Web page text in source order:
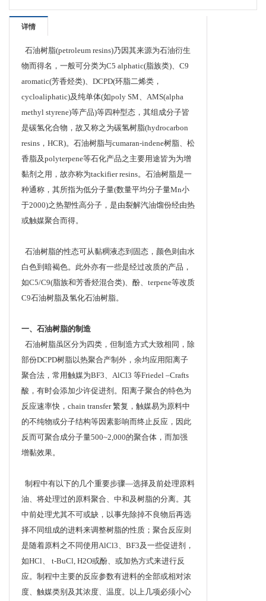
详情
石油树脂(petroleum resins)乃因其来源为石油衍生
物而得名，一般可分类为C5 alphatic(脂族类)、C9
aromatic(芳香烃类)、DCPD(环脂二烯类，
cycloaliphatic)及纯单体(如poly SM、AMS(alpha
methyl styrene)等产品)等四种型态，其组成分子皆
是碳氢化合物，故又称之为碳氢树脂(hydrocarbon
resins，HCR)。石油树脂与cumaran-indene树脂、松
香脂及polyterpene等石化产品之主要用途皆为为增
黏剂之用，故亦称为tackifier resins。石油树脂是一
种通称，其所指为低分子量(数量平均分子量Mn小
于2000)之热塑性高分子，是由裂解汽油馏份经由热
或触媒聚合而得。
石油树脂的性态可从黏稠液态到固态，颜色则由水
白色到暗褐色。此外亦有一些是经过改质的产品，
如C5/C9(脂族和芳香烃混合类)、酚、terpene等改质
C9石油树脂及氢化石油树脂。
一、石油树脂的制造
石油树脂虽区分为四类，但制造方式大致相同，除
部份DCPD树脂以热聚合产制外，余均应用阳离子
聚合法，常用触媒为BF3、AlCl3 等Friedel –Crafts
酸，有时会添加少许促进剂。阳离子聚合的特色为
反应速率快，chain transfer 繁复，触媒易为原料中
的不纯物或分子结构等因素影响而终止反应，因此
反而可聚合成分子量500~2,000的聚合体，而加强
增黏效果。
制程中有以下的几个重要步骤—选择及前处理原料
油、将处理过的原料聚合、中和及树脂的分离。其
中前处理尤其不可或缺，以事先除掉不良物后再选
择不同组成的进料来调整树脂的性质；聚合反应则
是随着原料之不同使用AlCl3、BF3及一些促进剂，
如HCl、 t-BuCl, H2O或酚、或加热方式来进行反
应。制程中主要的反应参数有进料的全部或相对浓
度、触媒类别及其浓度、温度。以上几项必须小心